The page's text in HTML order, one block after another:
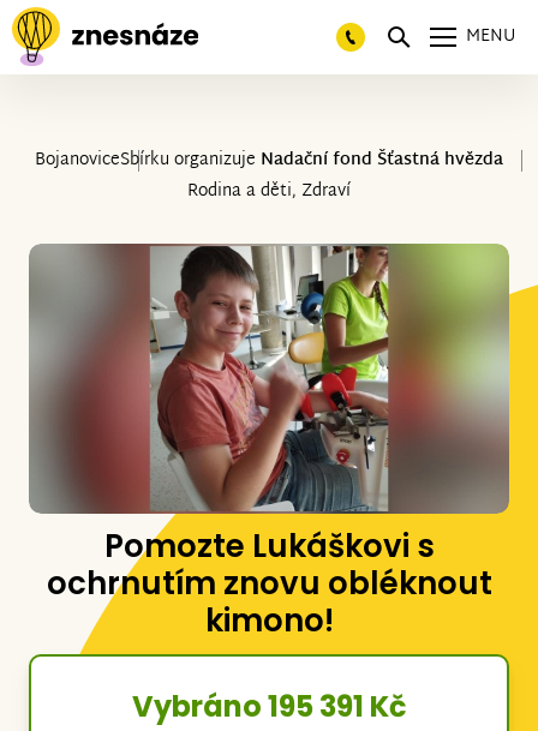
MENU
BojanoviceSbírku organizuje Nadační fond Šťastná hvězda
Rodina a děti, Zdraví
Pomozte Lukáškovi s
ochrnutím znovu obléknout
kimono!
Vybráno 195 391 Kč